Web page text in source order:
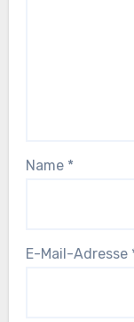
Name *
E-Mail-Adresse